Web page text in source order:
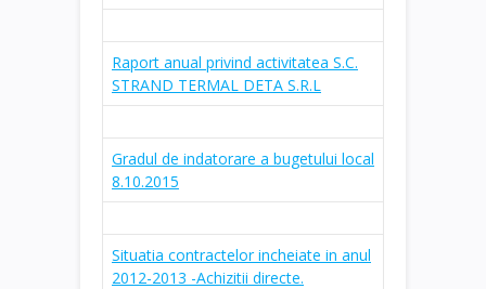
Raport anual privind activitatea S.C.
STRAND TERMAL DETA S.R.L
Gradul de indatorare a bugetului local
8.10.2015
Situatia contractelor incheiate in anul
2012-2013 -Achizitii directe.